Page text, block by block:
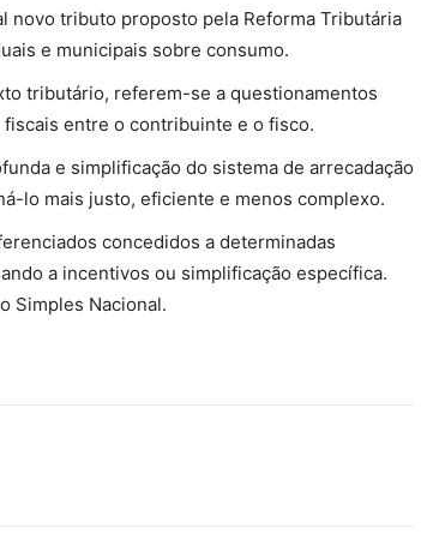
novo tributo proposto pela Reforma Tributária
e municipais sobre consumo.
tributário, referem-se a questionamentos
entre o contribuinte e o fisco.
e simplificação do sistema de arrecadação
lo mais justo, eficiente e menos complexo.
concedidos a determinadas
a incentivos ou simplificação específica.
Simples Nacional.